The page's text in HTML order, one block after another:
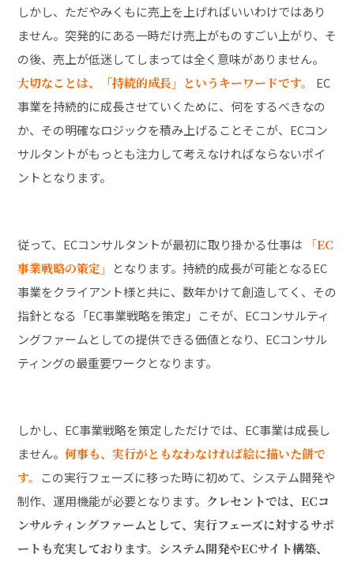
しかし、ただやみくもに売上を上げればいいわけではあり
ません。突発的にある一時だけ売上がものすごい上がり、そ
の後、売上が低迷してしまっては全く意味がありません。
大切なことは、「持続的成長」というキーワードです。 EC
事業を持続的に成長させていくために、何をするべきなの
か、その明確なロジックを積み上げることそこが、ECコン
サルタントがもっとも注力して考えなければならないポイ
ントとなります。
従って、ECコンサルタントが最初に取り掛かる仕事は
「EC
事業戦略の策定」
となります。持続的成長が可能となるEC
事業をクライアント様と共に、数年かけて創造してく、その
指針となる「EC事業戦略を策定」こそが、ECコンサルティ
ングファームとしての提供できる価値となり、ECコンサル
ティングの最重要ワークとなります。
しかし、EC事業戦略を策定しただけでは、EC事業は成長し
ません。 何事も、実行がともなわなければ絵に描いた餅で
す。
この実行フェーズに移った時に初めて、システム開発や
制作、運用機能が必要となります。 クレセントでは、ECコ
ンサルティングファームとして、実行フェーズに対するサポ
ートも充実しております。システム開発やECサイト構築、